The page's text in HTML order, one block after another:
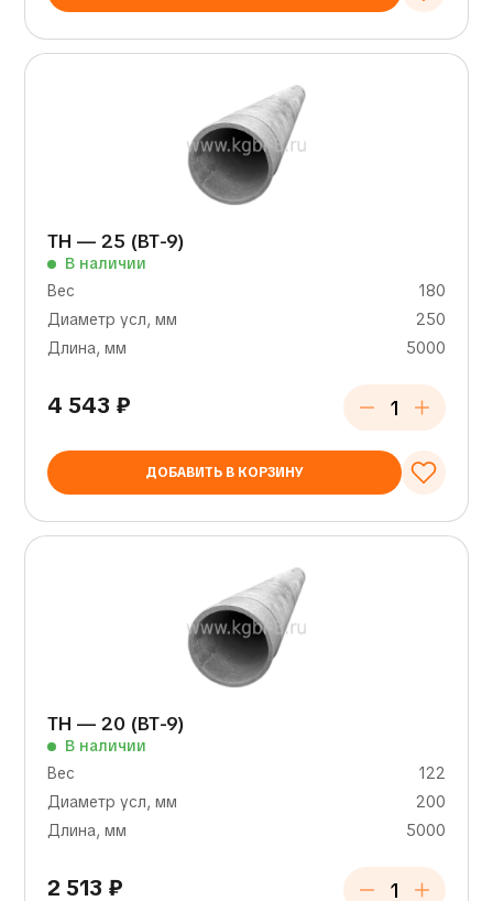
ТН — 25 (ВТ-9)
В наличии
Вес
180
Диаметр усл, мм
250
Длина, мм
5000
4 543 ₽
ДОБАВИТЬ В КОРЗИНУ
ТН — 20 (ВТ-9)
В наличии
Вес
122
Диаметр усл, мм
200
Длина, мм
5000
2 513 ₽